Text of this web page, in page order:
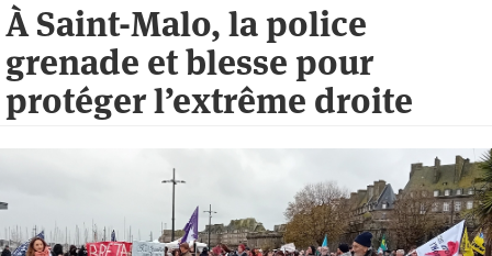
À Saint-Malo, la police
grenade et blesse pour
protéger l’extrême droite